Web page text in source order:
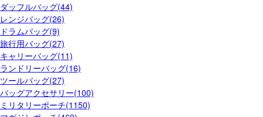
ダッフルバッグ(44)
レンジバッグ(26)
ドラムバッグ(9)
旅行用バッグ(27)
キャリーバッグ(11)
ランドリーバッグ(16)
ツールバッグ(27)
バッグアクセサリー(100)
ミリタリーポーチ(1150)